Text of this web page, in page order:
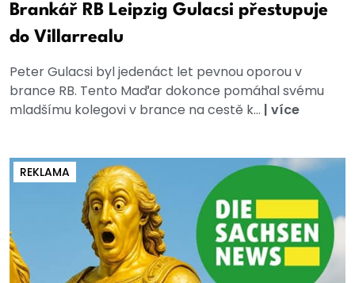
Brankář RB Leipzig Gulacsi přestupuje
do Villarrealu
Peter Gulacsi byl jedenáct let pevnou oporou v
brance RB. Tento Maďar dokonce pomáhal svému
mladšímu kolegovi v brance na cestě k... | více
REKLAMA